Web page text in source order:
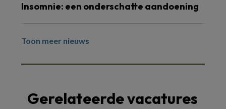
Insomnie: een onderschatte aandoening
Toon meer nieuws
Gerelateerde vacatures